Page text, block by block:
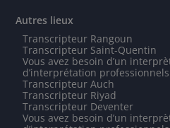
Autres lieux
Transcripteur Rangoun
Transcripteur Saint-Quentin
Vous avez besoin d’un
d’interprétation professionnels
Transcripteur Auch
Transcripteur Riyad
Transcripteur Deventer
Vous avez besoin d’un